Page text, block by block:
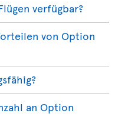
verfügbar?
von Option
an Option